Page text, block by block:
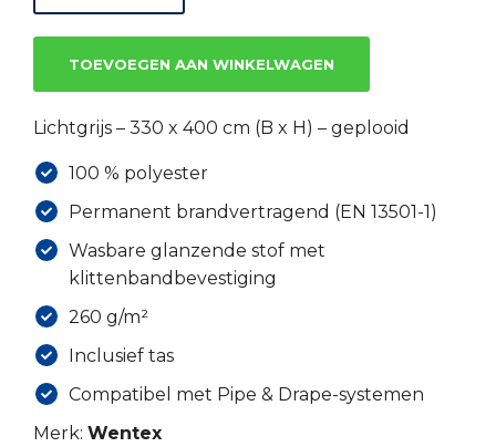
TOEVOEGEN AAN WINKELWAGEN
Lichtgrijs – 330 x 400 cm (B x H) – geplooid
100 % polyester
Permanent brandvertragend (EN 13501-1)
Wasbare glanzende stof met
klittenbandbevestiging
260 g/m²
Inclusief tas
Compatibel met Pipe & Drape-systemen
Merk: Wentex